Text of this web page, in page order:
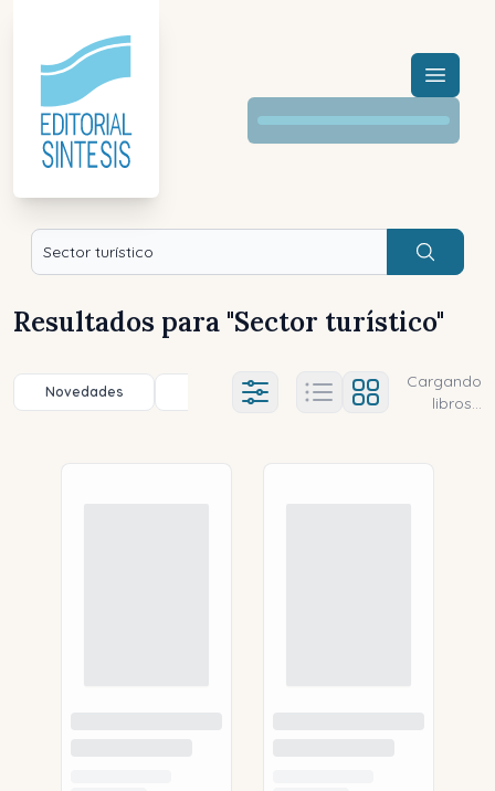
Menú
Buscar
Resultados para "Sector turístico"
Novedades Título (a-z) Título (z-a)
Ajustes abierto
Cargando
libros...